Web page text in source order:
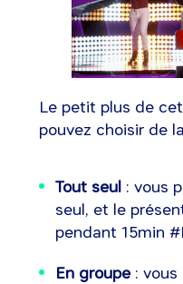
Le petit plus de
pouvez choisir de
Tout seul: vous
seul, et le
pendant 15min
En groupe: vous